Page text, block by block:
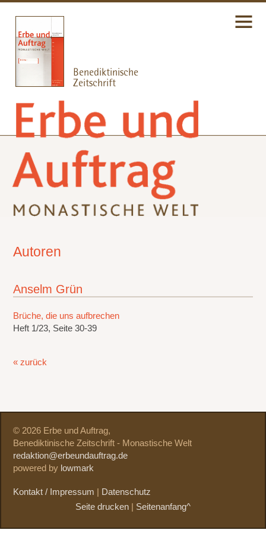
Autoren
Anselm Grün
Brüche, die uns aufbrechen
Heft 1/23, Seite 30-39
« zurück
© 2026 Erbe und Auftrag,
Benediktinische Zeitschrift - Monastische Welt
redaktion@erbeundauftrag.de
powered by lowmark
Kontakt / Impressum
Datenschutz
Seite drucken
Seitenanfang^